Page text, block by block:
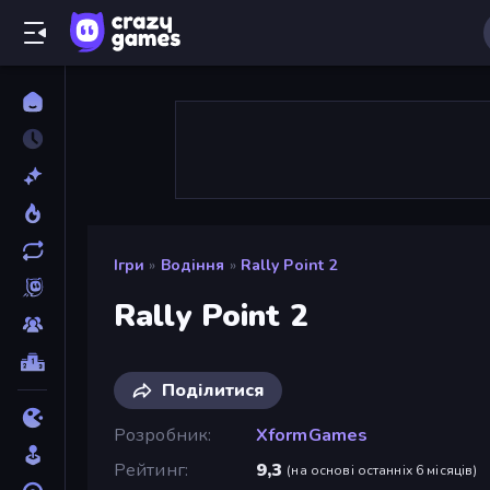
Ігри » Водіння » Rally Point 2
Rally Point 2
Поділитися
Розробник
XformGames
Рейтинг
9,3 (на основі останніх 6 місяців)